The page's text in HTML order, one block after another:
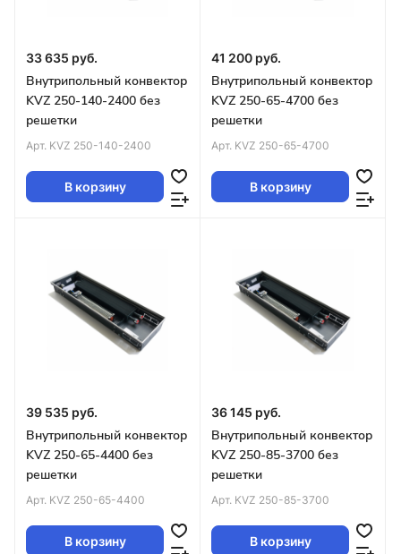
33 635 руб.
Внутрипольный конвектор
KVZ 250-140-2400 без
решетки
Арт. KVZ 250-140-2400
В корзину
41 200 руб.
Внутрипольный конвектор
KVZ 250-65-4700 без
решетки
Арт. KVZ 250-65-4700
В корзину
39 535 руб.
Внутрипольный конвектор
KVZ 250-65-4400 без
решетки
Арт. KVZ 250-65-4400
В корзину
36 145 руб.
Внутрипольный конвектор
KVZ 250-85-3700 без
решетки
Арт. KVZ 250-85-3700
В корзину